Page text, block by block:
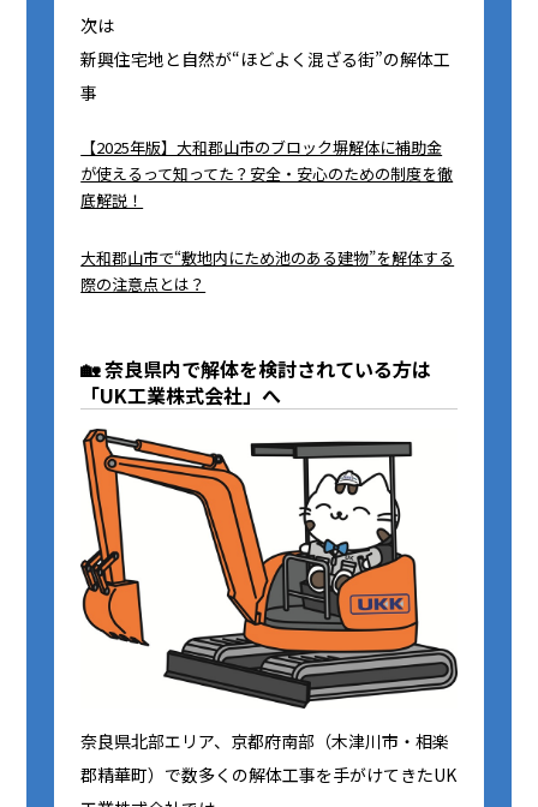
次は
新興住宅地と自然が“ほどよく混ざる街”の解体工
事
【2025年版】大和郡山市のブロック塀解体に補助金
が使えるって知ってた？安全・安心のための制度を徹
底解説！
大和郡山市で“敷地内にため池のある建物”を解体する
際の注意点とは？
🏡 奈良県内で解体を検討されている方は
「UK工業株式会社」へ
奈良県北部エリア、京都府南部（木津川市・相楽
郡精華町）で数多くの解体工事を手がけてきたUK